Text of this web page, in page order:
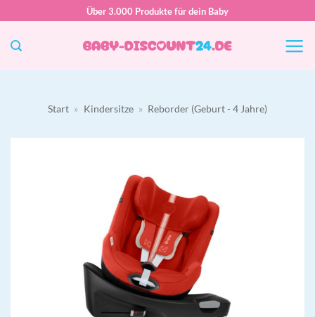
springen
Über 3.000 Produkte für dein Baby
Start » Kindersitze » Reborder (Geburt - 4 Jahre)